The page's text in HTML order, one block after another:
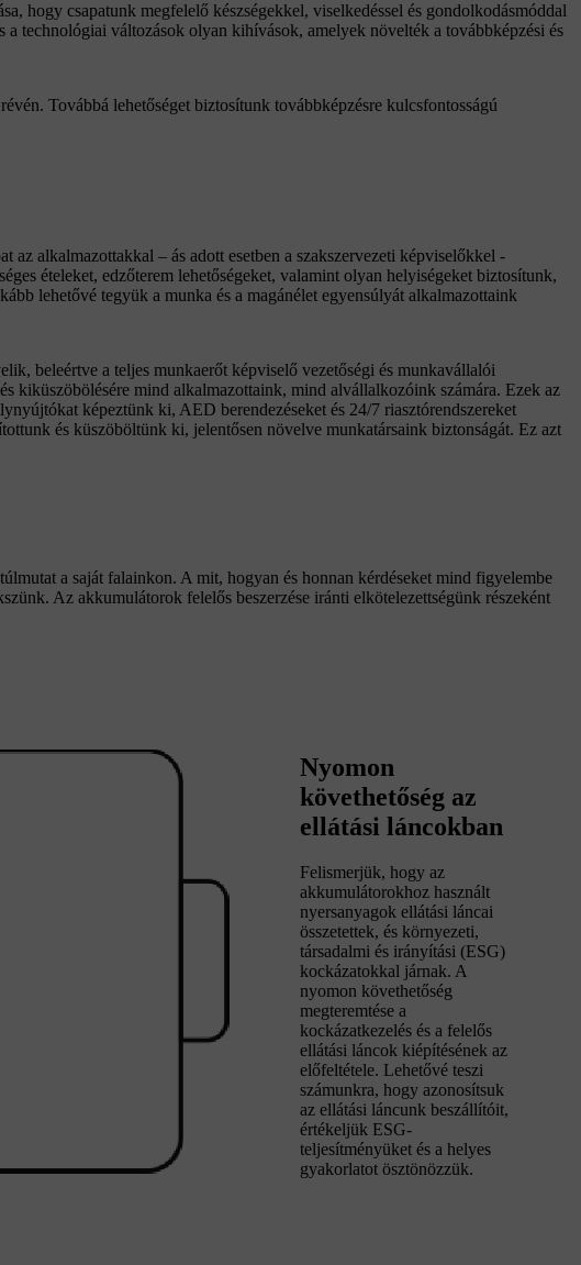
hogy csapatunk megfelelő készségekkel, viselkedéssel és gondolkodásmóddal
a technológiai változások olyan kihívások, amelyek növelték a továbbképzési és
Továbbá lehetőséget biztosítunk továbbképzésre kulcsfontosságú
az alkalmazottakkal – ás adott esetben a szakszervezeti képviselőkkel -
ételeket, edzőterem lehetőségeket, valamint olyan helyiségeket biztosítunk,
lehetővé tegyük a munka és a magánélet egyensúlyát alkalmazottaink
beleértve a teljes munkaerőt képviselő vezetőségi és munkavállalói
kiküszöbölésére mind alkalmazottaink, mind alvállalkozóink számára. Ezek az
képeztünk ki, AED berendezéseket és 24/7 riasztórendszereket
és küszöböltünk ki, jelentősen növelve munkatársaink biztonságát. Ez azt
a saját falainkon. A mit, hogyan és honnan kérdéseket mind figyelembe
Az akkumulátorok felelős beszerzése iránti elkötelezettségünk részeként
Nyomon
követhetőség az
ellátási láncokban
Felismerjük, hogy az
akkumulátorokhoz használt
nyersanyagok ellátási láncai
összetettek, és környezeti,
társadalmi és irányítási (ESG)
kockázatokkal járnak. A
nyomon követhetőség
megteremtése a
kockázatkezelés és a felelős
ellátási láncok kiépítésének az
előfeltétele. Lehetővé teszi
számunkra, hogy azonosítsuk
az ellátási láncunk beszállítóit,
értékeljük ESG-
teljesítményüket és a helyes
gyakorlatot ösztönözzük.